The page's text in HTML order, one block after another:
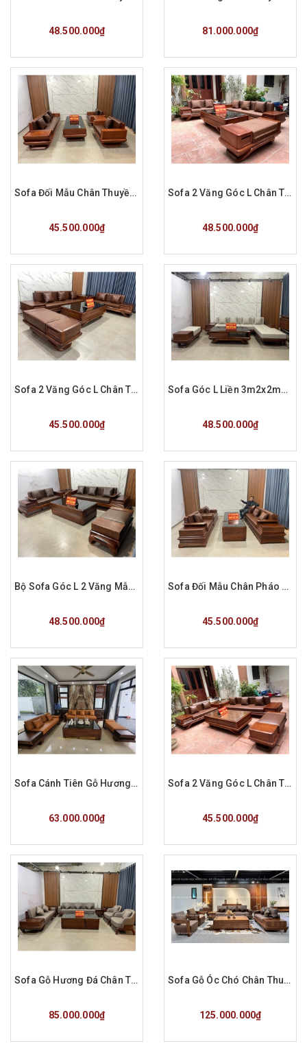
48.500.000₫ 81.000.000₫
Mua hàng
Sofa Đối Mẫu Chân Thuyền Gỗ Hương Đá Hàng Đặt A Kiên HN
45.500.000₫
Sofa 2 Văng Góc L Chân Thuyền Gỗ Hương Đá Hàng Đặt Chị Phượng QN
48.500.000₫
Mua hàng
Sofa 2 Văng Góc L Chân Thuyền Gỗ Hương Đá Hàng Đặt C Hợp HP
45.500.000₫
Mua hàng
Sofa Góc L Liền 3m2x2m2 Gỗ Hương Đá Đệm Da Chống Mực Cao Cấp
48.500.000₫
Bộ Sofa Góc L 2 Văng Mẫu Chân Đùi Gà Gỗ Hương Đá Đệm Da CAROLA Ý
48.500.000₫
Sofa Đối Mẫu Chân Pháo Tay Cánh Gà Gỗ Hương Đá Sơn Pu Màu Óc CHó
45.500.000₫
Sofa Cánh Tiên Gỗ Hương Đá Hiện Đại Hàng Đặt Kích Cỡ Lớn A Dũng TH
63.000.000₫
Sofa 2 Văng Góc L Chân Thuyền Gỗ Hương Đá Hàng Đặt A Quy Daklak
45.500.000₫
Mua hàng
Sofa Gỗ Hương Đá Chân Thuyền Góc L Hiện Đại V2
85.000.000₫
Mua hàng
Sofa Gỗ Óc Chó Chân Thuyền Góc L Hiện Đại V1
125.000.000₫